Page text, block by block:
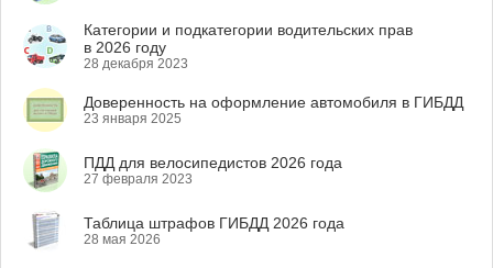
Категории и подкатегории водительских прав
в 2026 году
28 декабря 2023
Доверенность на оформление автомобиля в ГИБДД
23 января 2025
ПДД для велосипедистов 2026 года
27 февраля 2023
Таблица штрафов ГИБДД 2026 года
28 мая 2026